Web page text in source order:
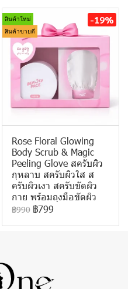
สินค้าใหม่
สินค้าขายดี
-19%
Rose Floral Glowing
Body Scrub & Magic
Peeling Glove สครับผิว
กุหลาบ สครับผิวใส ส
ครับผิวเงา สครับขัดผิว
กาย พร้อมถุงมือขัดผิว
฿990 ฿799